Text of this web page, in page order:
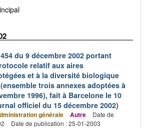
du 9 décembre 2002 portant
relatif aux aires
et à la diversité biologique
trois annexes adoptées à
1996), fait à Barcelone le 10
officiel du 15 décembre 2002)
générale Autre
Date de
Date de publication : 25-01-2003